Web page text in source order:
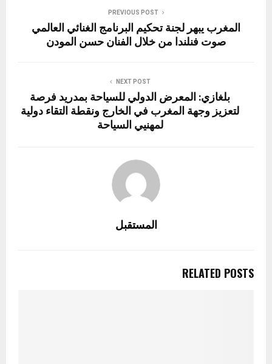
PREVIOUS POST
المغرب يبهر لجنة تحكيم البرنامج الغنائي العالمي
صوت فنلندا من خلال الفنان حسن المودن
NEXT POST
بلغازي: المعرض الدولي للسياحة بمدريد فرصة
لتعزيز وجهة المغرب في الخارج ونقطة التقاء دولية
لمهنيي السياحة
المستقبل
RELATED POSTS